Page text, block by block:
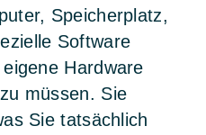
Speicherplatz,
Software
Hardware
müssen. Sie
Sie tatsächlich